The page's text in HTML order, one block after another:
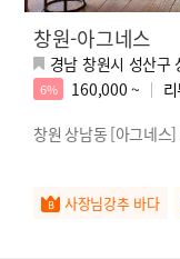
창원-아그네스
경남 창원시 성산구
6% 160,000 ~
창원 상남동 [아그네스
사장님강추 바다